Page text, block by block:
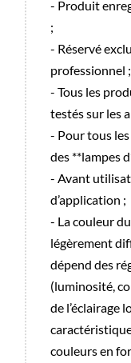
- Produit
;
- Réservé
professionnel ;
- Tous les
testés sur les
- Pour tous
des **lampes
- Avant
d’application ;
- La couleur
légèrement
dépend des
(luminosité,
de l’éclairage
couleurs en